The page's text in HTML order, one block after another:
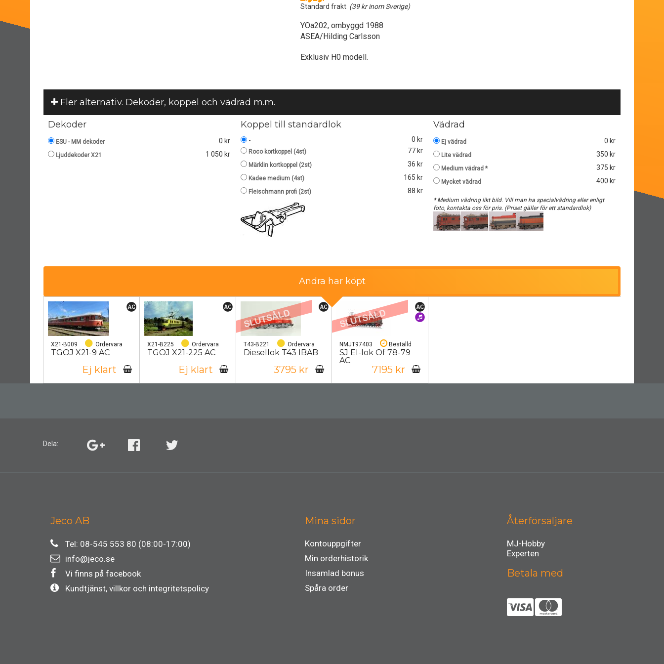
Standard frakt (39 kr inom Sverige)
YOa202, ombyggd 1988
ASEA/Hilding Carlsson
Exklusiv H0 modell.
Fler alternativ. Dekoder, koppel och vädrad m.m.
Dekoder
ESU - MM dekoder 0 kr
Ljuddekoder X21 1 050 kr
Koppel till standardlok
- 0 kr
Roco kortkoppel (4st) 77 kr
Märklin kortkoppel (2st) 36 kr
Kadee medium (4st) 165 kr
Fleischmann profi (2st) 88 kr
Vädrad
Ej vädrad 0 kr
Lite vädrad 350 kr
Medium vädrad * 375 kr
Mycket vädrad 400 kr
* Medium vädring likt bild. Vill man ha specialvädring eller enligt
foto, kontakta oss för pris. (Priset gäller för ett standardlok)
Andra har köpt
X21-B009 Ordervara
TGOJ X21-9 AC
Ej klart
X21-B225 Ordervara
TGOJ X21-225 AC
Ej klart
T43-B221 Ordervara
Diesellok T43 IBAB
3795 kr
NMJT97403 Beställd
SJ El-lok Of 78-79
AC
7195 kr
Dela:
Jeco AB
Tel: 08-545 553 80 (08:00-17:00)
info@jeco.se
Vi finns på facebook
Kundtjänst, villkor och integritetspolicy
Mina sidor
Kontouppgifter
Min orderhistorik
Insamlad bonus
Spåra order
Återförsäljare
MJ-Hobby
Experten
Betala med